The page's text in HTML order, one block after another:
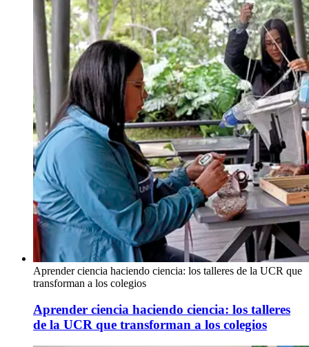
Aprender ciencia haciendo ciencia: los talleres de la UCR que
transforman a los colegios
Aprender ciencia haciendo ciencia: los talleres
de la UCR que transforman a los colegios